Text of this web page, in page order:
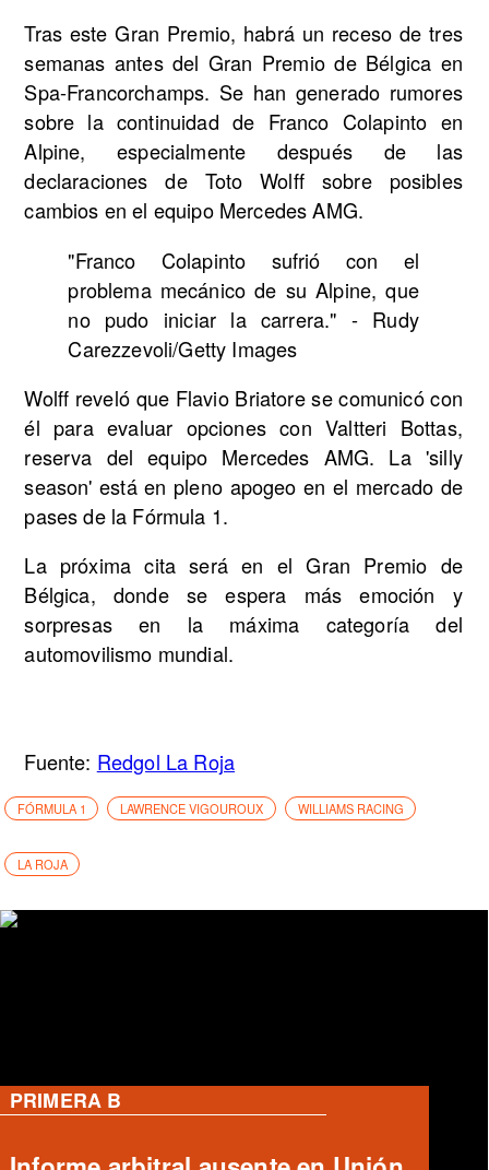
Tras este Gran Premio, habrá un receso de tres
semanas antes del Gran Premio de Bélgica en
Spa-Francorchamps. Se han generado rumores
sobre la continuidad de Franco Colapinto en
Alpine, especialmente después de las
declaraciones de Toto Wolff sobre posibles
cambios en el equipo Mercedes AMG.
"Franco Colapinto sufrió con el
problema mecánico de su Alpine, que
no pudo iniciar la carrera." - Rudy
Carezzevoli/Getty Images
Wolff reveló que Flavio Briatore se comunicó con
él para evaluar opciones con Valtteri Bottas,
reserva del equipo Mercedes AMG. La 'silly
season' está en pleno apogeo en el mercado de
pases de la Fórmula 1.
La próxima cita será en el Gran Premio de
Bélgica, donde se espera más emoción y
sorpresas en la máxima categoría del
automovilismo mundial.
Fuente: Redgol La Roja
FÓRMULA 1 LAWRENCE VIGOUROUX WILLIAMS RACING
LA ROJA
RANGERS